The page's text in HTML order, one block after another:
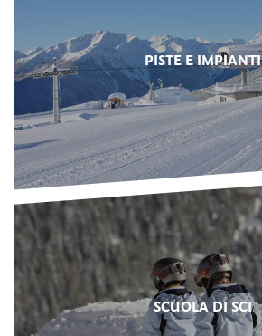
PISTE E IMPIANTI
SCUOLA DI SCI